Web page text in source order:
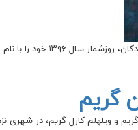
فرهنگی ایران، توران میرهادی منتشر کرد.
گریم
و ویلهلم کارل گریم، در